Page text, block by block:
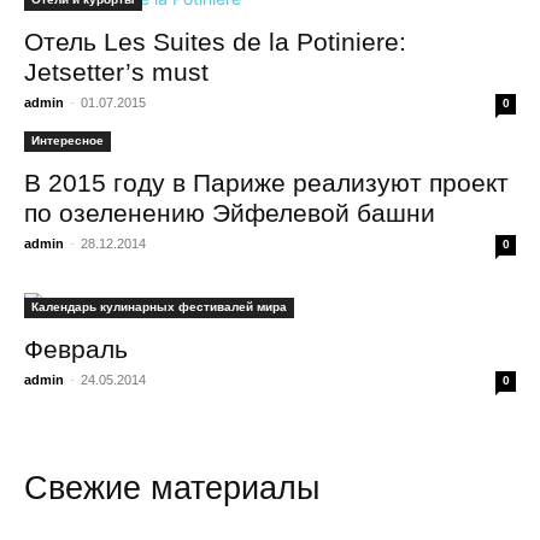
Отель Les Suites de la Potiniere:
Jetsetter’s must
admin - 01.07.2015 0
Интересное
В 2015 году в Париже реализуют проект
по озеленению Эйфелевой башни
admin - 28.12.2014 0
Календарь кулинарных фестивалей мира
Февраль
admin - 24.05.2014 0
Свежие материалы